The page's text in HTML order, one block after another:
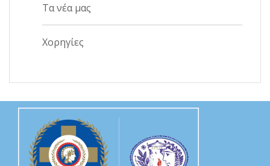
Τα νέα μας
Χορηγίες